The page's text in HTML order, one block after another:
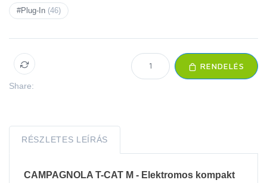
#Plug-In (46)
Share:
RENDELÉS
RÉSZLETES LEÍRÁS
CAMPAGNOLA T-CAT M - Elektromos kompakt